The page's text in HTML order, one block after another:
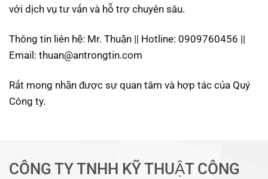
với dịch vụ tư vấn và hỗ trợ chuyên sâu.
Thông tin liên hệ: Mr. Thuận || Hotline: 0909760456 ||
Email: thuan@antrongtin.com
Rất mong nhận được sự quan tâm và hợp tác của Quý
Công ty.
CÔNG TY TNHH KỸ THUẬT CÔNG